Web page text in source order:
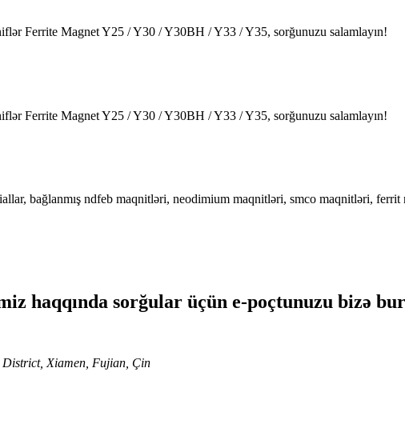
Ferrite Magnet Y25 / Y30 / Y30BH / Y33 / Y35, sorğunuzu salamlayın!
Ferrite Magnet Y25 / Y30 / Y30BH / Y33 / Y35, sorğunuzu salamlayın!
bağlanmış ndfeb maqnitləri, neodimium maqnitləri, smco maqnitləri,
haqqında sorğular üçün e-poçtunuzu bizə
Xiamen, Fujian, Çin